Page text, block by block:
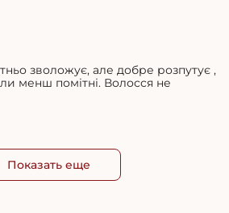
зволожує, але добре розпутує ,
менш помітні. Волосся не
Показать еще